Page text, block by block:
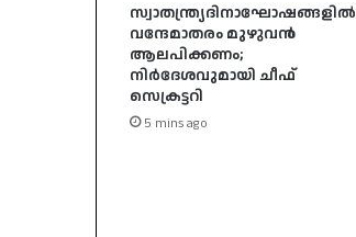
സ്വാതന്ത്ര്യദിനാഘോഷങ്ങളിൽ
വന്ദേമാതരം മുഴുവൻ
ആലപിക്കണം;
നിർദേശവുമായി ചീഫ്
സെക്രട്ടറി
5 mins ago